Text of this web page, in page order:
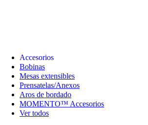
Accesorios
Bobinas
Mesas extensibles
Prensatelas/Anexos
Aros de bordado
MOMENTO™ Accesorios
Ver todos